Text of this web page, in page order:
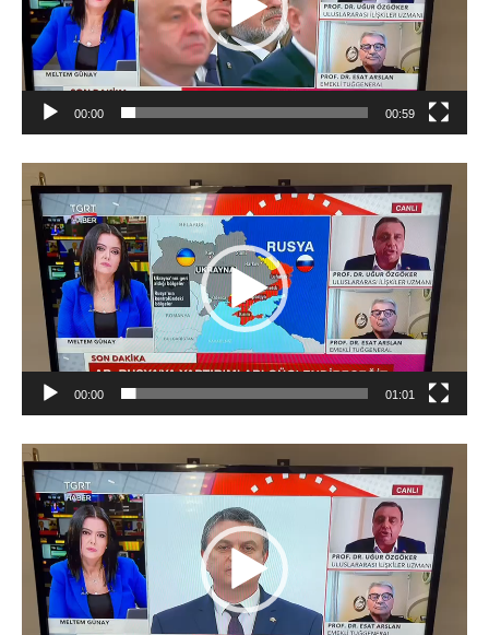
00:00 00:59
Video
oynatıcı
00:00 01:01
Video
oynatıcı